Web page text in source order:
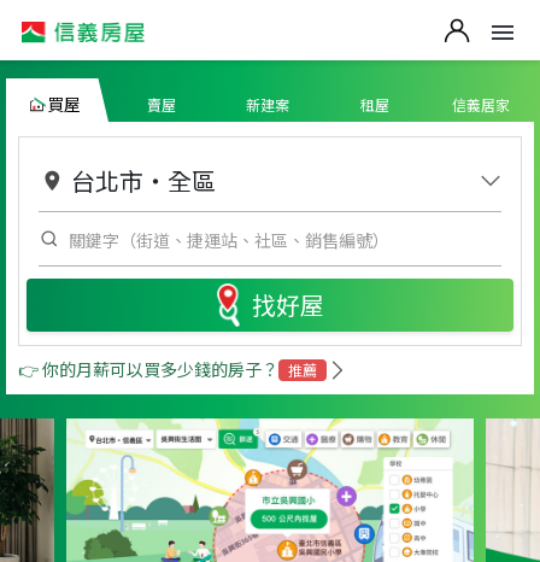
買屋 賣屋 新建案 租屋 信義居家
台北市 ・ 全區
找好屋
👉 你的月薪可以買多少錢的房子？ 推薦